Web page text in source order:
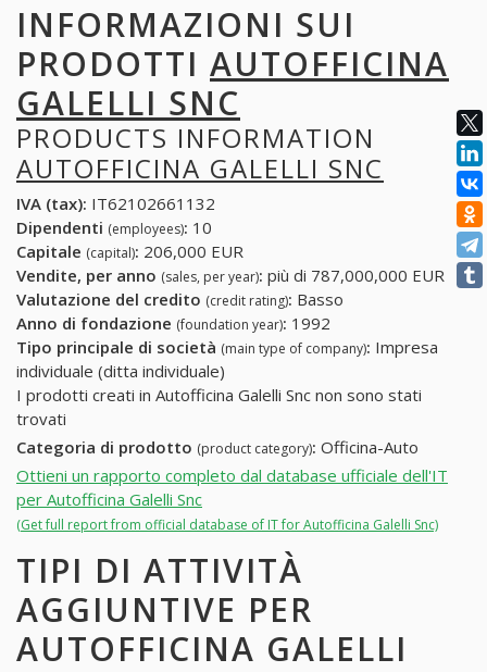
INFORMAZIONI SUI
PRODOTTI AUTOFFICINA
GALELLI SNC
PRODUCTS INFORMATION
AUTOFFICINA GALELLI SNC
IVA (tax): IT62102661132
Dipendenti (employees): 10
Capitale (capital): 206,000 EUR
Vendite, per anno (sales, per year): più di 787,000,000 EUR
Valutazione del credito (credit rating): Basso
Anno di fondazione (foundation year): 1992
Tipo principale di società (main type of company): Impresa
individuale (ditta individuale)
I prodotti creati in Autofficina Galelli Snc non sono stati
trovati
Categoria di prodotto (product category): Officina-Auto
Ottieni un rapporto completo dal database ufficiale dell'IT
per Autofficina Galelli Snc
(Get full report from official database of IT for Autofficina Galelli Snc)
TIPI DI ATTIVITÀ
AGGIUNTIVE PER
AUTOFFICINA GALELLI